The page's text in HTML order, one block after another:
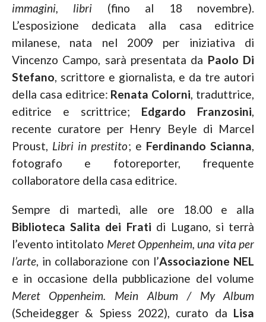
immagini, libri (fino al 18 novembre).
L’esposizione dedicata alla casa editrice
milanese, nata nel 2009 per iniziativa di
Vincenzo Campo, sarà presentata da Paolo Di
Stefano, scrittore e giornalista, e da tre autori
della casa editrice: Renata Colorni, traduttrice,
editrice e scrittrice; Edgardo Franzosini,
recente curatore per Henry Beyle di Marcel
Proust, Libri in prestito; e Ferdinando Scianna,
fotografo e fotoreporter, frequente
collaboratore della casa editrice.
Sempre di martedì, alle ore 18.00 e alla
Biblioteca Salita dei Frati di Lugano, si terrà
l’evento intitolato Meret Oppenheim, una vita per
l’arte, in collaborazione con l’Associazione NEL
e in occasione della pubblicazione del volume
Meret Oppenheim. Mein Album / My Album
(Scheidegger & Spiess 2022), curato da Lisa